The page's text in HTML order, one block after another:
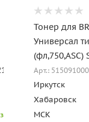
2170/2240/
Тонер для
Универсал
(фл,750,ASC)
Арт.:
Иркутск
Хабаровск
МСК